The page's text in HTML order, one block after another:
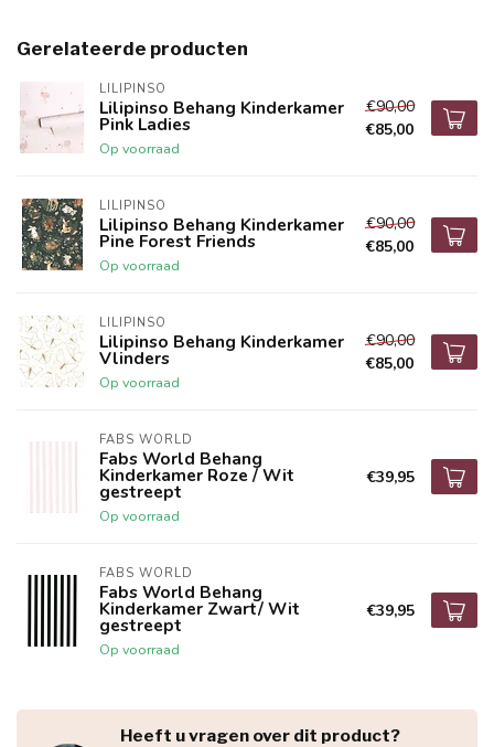
Gerelateerde producten
LILIPINSO
Lilipinso Behang Kinderkamer
Pink Ladies
Op voorraad
€90,00
€85,00
LILIPINSO
Lilipinso Behang Kinderkamer
Pine Forest Friends
Op voorraad
€90,00
€85,00
LILIPINSO
Lilipinso Behang Kinderkamer
Vlinders
Op voorraad
€90,00
€85,00
FABS WORLD
Fabs World Behang
Kinderkamer Roze / Wit
gestreept
Op voorraad
€39,95
FABS WORLD
Fabs World Behang
Kinderkamer Zwart/ Wit
gestreept
Op voorraad
€39,95
Heeft u vragen over dit product?